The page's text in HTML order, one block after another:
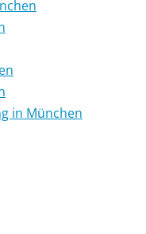
in München